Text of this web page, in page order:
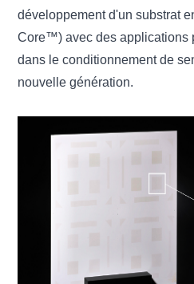
développement d'un substrat
Core™) avec des applications
dans le conditionnement de
nouvelle génération.